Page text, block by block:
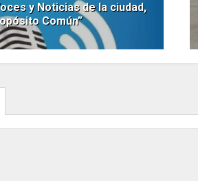
y Noticias de la ciudad,
Común”